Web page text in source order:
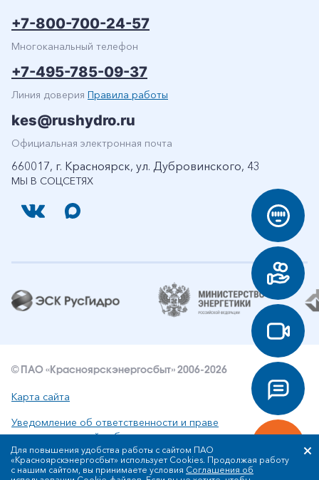
МЫ В СОЦСЕТЯХ
+7-800-700-24-57
Многоканальный телефон
+7-495-785-09-37
Линия доверия Правила работы
kes@rushydro.ru
Официальная электронная почта
660017, г. Красноярск, ул. Дубровинского, 43
© ПАО «Красноярскэнергосбыт» 2006-2026
Карта сайта
Уведомление об ответственности и праве
интеллектуальной собственности
Политика ПАО «Красноярскэнергосбыт» в отношении
обработки персональных данных
Для повышения удобства работы с сайтом ПАО
«Красноярскэнергосбыт» использует Cookies. Продолжая работу
с нашим сайтом, вы принимаете условия Соглашения об